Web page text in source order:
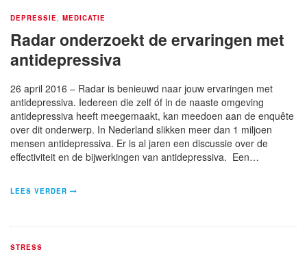
DEPRESSIE MEDICATIE
Radar onderzoekt de ervaringen met
antidepressiva
26 april 2016 – Radar is benieuwd naar jouw ervaringen met
antidepressiva. Iedereen die zelf óf in de naaste omgeving
antidepressiva heeft meegemaakt, kan meedoen aan de enquête
over dit onderwerp. In Nederland slikken meer dan 1 miljoen
mensen antidepressiva. Er is al jaren een discussie over de
effectiviteit en de bijwerkingen van antidepressiva. Een…
LEES VERDER
STRESS